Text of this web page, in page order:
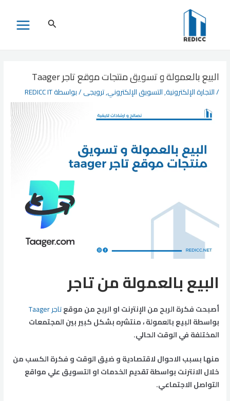
البحث
MAIN
البيع بالعمولة و تسويق منتجات موقع تاجر Taager
/التجارة الإلكترونية,التسويق الإلكتروني,ترويجى/ بواسطةREDICC IT
البيع بالعمولة من تاجر
أصبحت فكرة الربح من الإنترنت او الربح من موقعتاجر Taager
بواسطة البيع بالعمولة ، منتشره بشكل كبير بين المجتمعات
المختلفة في الوقت الحالي.
منها بسبب الاحوال لاقتصادية و ضيق الوقت و فكرة الكسب من
خلال الانترنت بواسطة تقديم الخدمات او التسويق علي مواقع
التواصل الاجتماعي.